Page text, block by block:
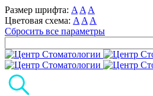
Размер шрифта: A A A
Цветовая схема: A A A
Сбросить все параметры